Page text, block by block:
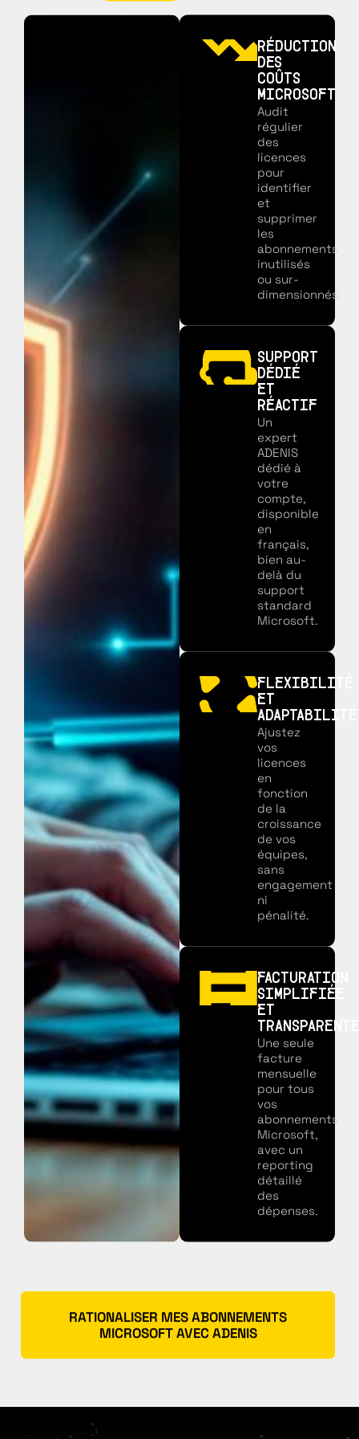
RÉDUCTION
DES
COÛTS
MICROSOFT
Audit
régulier
des
licences
pour
identifier
et
supprimer
les
abonnements
inutilisés
ou sur-
dimensionnés.
SUPPORT
DÉDIÉ
ET
RÉACTIF
Un
expert
ADENIS
dédié à
votre
compte,
disponible
en
français,
bien au-
delà du
support
standard
Microsoft.
FLEXIBILITÉ
ET
ADAPTABILITÉ
Ajustez
vos
licences
en
fonction
de la
croissance
de vos
équipes,
sans
engagement
ni
pénalité.
FACTURATION
SIMPLIFIÉE
ET
TRANSPARENTE
Une seule
facture
mensuelle
pour tous
vos
abonnements
Microsoft,
avec un
reporting
détaillé
des
dépenses.
RATIONALISER MES ABONNEMENTS
MICROSOFT AVEC ADENIS